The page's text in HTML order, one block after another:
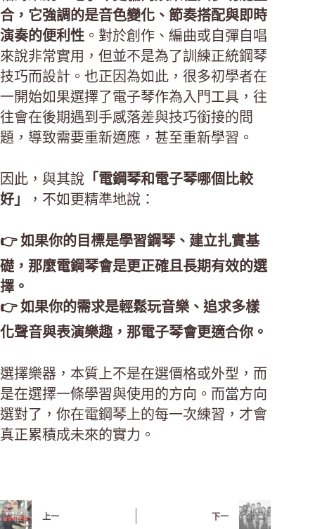
合，它強調的是音色變化、節奏搭配與即時
演奏的便利性 。對於創作、編曲或自彈自唱
來說非常實用，但並不是為了訓練正統鋼琴
技巧而設計。也正因為如此，很多初學者在
一開始如果選擇了電子琴作為入門工具，往
往會在後期遇到手感落差與技巧銜接的問
題，導致需要重新適應，甚至重新學習。
因此，與其說 「電鋼琴和電子琴哪個比較
好」
，不如更精準地說：
👉 如果你的目標是學習鋼琴、建立扎實基
礎，那麼電鋼琴會是更正確且長期有效的選
擇。
👉 如果你的需求是輕鬆玩音樂、追求多樣
化聲音與表演樂趣，那電子琴會更適合你。
選擇樂器，本質上不是在選價格或外型，而
是在選擇一條學習與使用的方向。而當方向
選對了，你在電鋼琴上的每一次練習，才會
真正累積成未來的實力。
上一 下一